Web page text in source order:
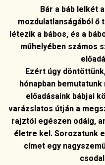
Bár a báb lelkét
mozdulatlanságából ő
létezik a bábos, és a
műhelyében számos
Ezért úgy
hónapban
előadásaink bábjai
varázslatos útján a
rajztól egészen odáig,
életre kel. Sorozatunk
címet egy